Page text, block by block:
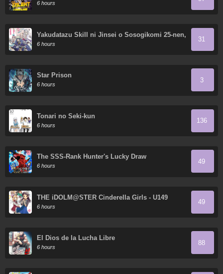
6 hours
Yakudatazu Skill ni Jinsei o Sosogikomi 25-nen,
Imasara Saikyou no Boukentan Midori Kashi no
Akira
6 hours
31
Star Prison
6 hours
3
Tonari no Seki-kun
6 hours
136
The SSS-Rank Hunter's Lucky Draw
6 hours
49
THE iDOLM@STER Cinderella Girls - U149
6 hours
49
El Dios de la Lucha Libre
6 hours
88